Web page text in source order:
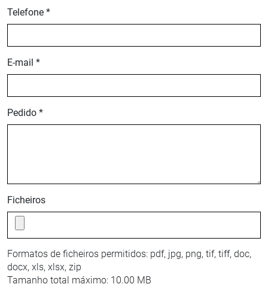
Telefone *
E-mail *
Pedido *
Ficheiros
Formatos de ficheiros permitidos: pdf, jpg, png, tif, tiff, doc,
docx, xls, xlsx, zip
Tamanho total máximo: 10.00 MB